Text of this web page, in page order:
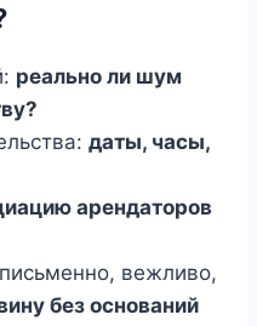
реально ли шум
даты, часы,
арендаторов
вежливо,
без оснований